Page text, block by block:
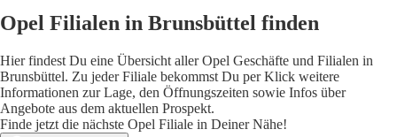
Opel Filialen in Brunsbüttel finden
Hier findest Du eine Übersicht aller Opel Geschäfte und Filialen in
Brunsbüttel. Zu jeder Filiale bekommst Du per Klick weitere
Informationen zur Lage, den Öffnungszeiten sowie Infos über
Angebote aus dem aktuellen Prospekt.
Finde jetzt die nächste Opel Filiale in Deiner Nähe!